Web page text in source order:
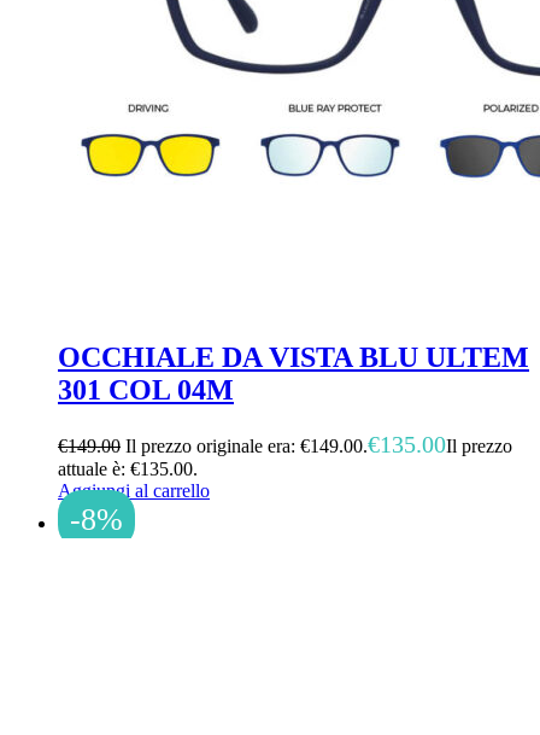
OCCHIALE DA VISTA BLU ULTEM
301 COL 04M
€149.00 Il prezzo originale era: €149.00.€135.00Il prezzo
attuale è: €135.00.
Aggiungi al carrello
-8%